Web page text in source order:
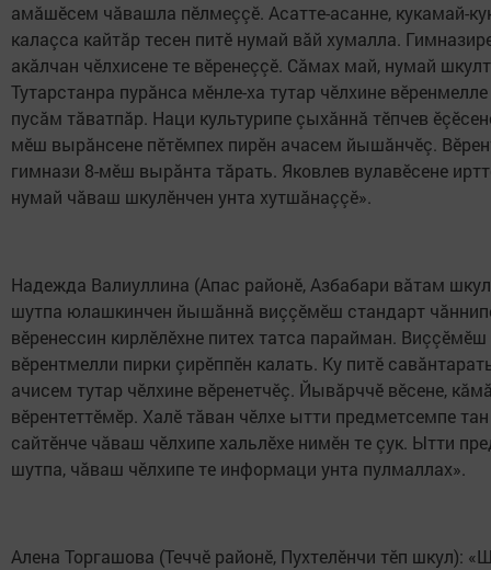
амăшӗсем чăвашла пӗлмеççӗ. Асатте-асанне, кукамай-
калаçса кайтăр тесен питӗ нумай вăй хумалла.
акăлчан чӗлхисене те вӗренеççӗ. Сăмах май, нумай
Тутарстанра пурăнса мӗнле-ха тутар чӗлхине
пусăм тăватпăр. Наци культурипе çыхăннă тӗпчев
мӗш вырăнсене пӗтӗмпех пирӗн ачасем йышăнчӗç.
гимнази 8-мӗш вырăнта тăрать. Яковлев вулавӗсене
нумай чăваш шкулӗнчен унта хутшăнаççӗ».
Надежда Валиуллина (Апас районӗ, Азбабари вăтам
шутпа юлашкинчен йышăннă виççӗмӗш стандарт
вӗренессин кирлӗлӗхне питех татса парайман.
вӗрентмелли пирки çирӗппӗн калать. Ку питӗ
ачисем тутар чӗлхине вӗренетчӗç. Йывăрччӗ вӗсене,
вӗрентеттӗмӗр. Халӗ тăван чӗлхе ытти предметсемпе
сайтӗнче чăваш чӗлхипе хальлӗхе нимӗн те çук. Ытти
шутпа, чăваш чӗлхипе те информаци унта пулмаллах».
Алена Торгашова (Теччӗ районӗ, Пухтелӗнчи тӗп шкул):